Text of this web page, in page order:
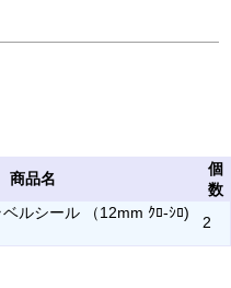
商品名
個
数
ルシール （12mm ｸﾛ-ｼﾛ)
2